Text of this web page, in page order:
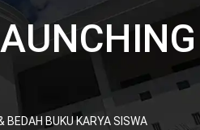
BEDAH BUKU KARYA SISWA